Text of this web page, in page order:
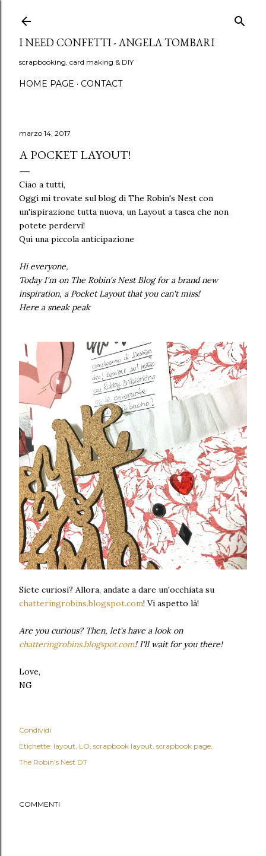
I NEED CONFETTI - ANGELA TOMBARI
scrapbooking, card making & DIY
HOME PAGE CONTACT
marzo 14, 2017
A POCKET LAYOUT!
Ciao a tutti,
Oggi mi trovate sul blog di The Robin's Nest con
un'ispirazione tutta nuova, un Layout a tasca che non
potete perdervi!
Qui una piccola anticipazione
Hi everyone,
Today I'm on The Robin's Nest Blog for a brand new
inspiration, a Pocket Layout that you can't miss!
Here a sneak peak
Siete curiosi? Allora, andate a dare un'occhiata su
chatteringrobins.blogspot.com! Vi aspetto là!
Are you curious? Then, let's have a look on
chatteringrobins.blogspot.com! I'll wait for you there!
Love,
NG
Condividi
Etichette: layout LO scrapbook layout scrapbook page
The Robin's Nest DT
COMMENTI